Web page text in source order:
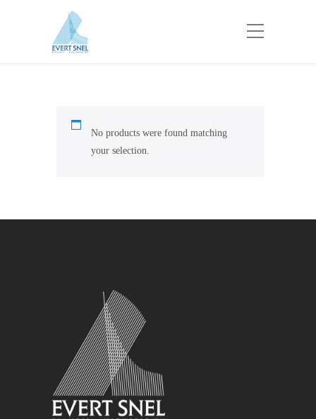
No products were found matching
your selection.